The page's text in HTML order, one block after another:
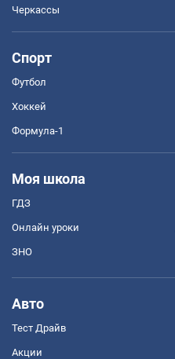
Черкассы
Спорт
Футбол
Хоккей
Формула-1
Моя школа
ГДЗ
Онлайн уроки
ЗНО
Авто
Тест Драйв
Акции